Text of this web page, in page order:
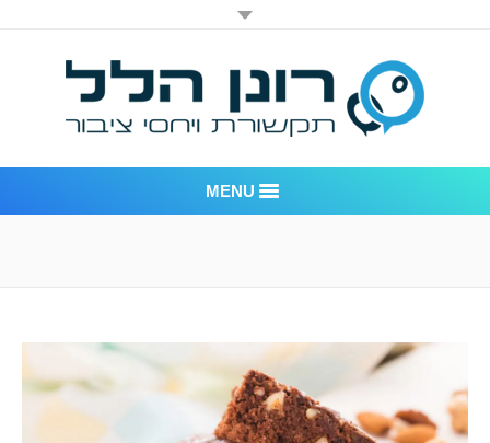
MENU
דוגמאות לעבודות שביצענו
לקוחות – משרד יחסי ציבור רונן הלל